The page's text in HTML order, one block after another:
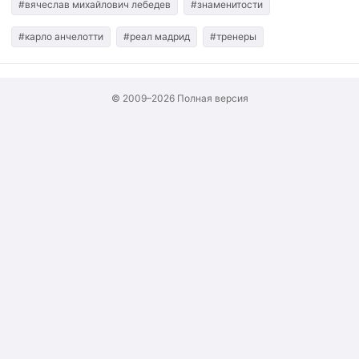
#вячеслав михайлович лебедев #знаменитости
#карло анчелотти #реал мадрид #тренеры
© 2009–2026 Полная версия